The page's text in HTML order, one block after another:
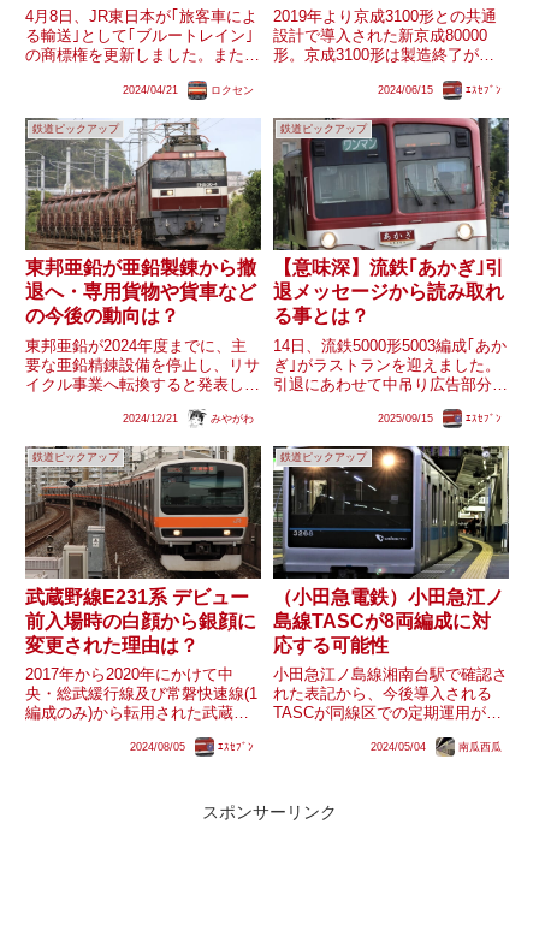
は？
4月8日、JR東日本が｢旅客車によ
る輸送｣として｢ブルートレイン｣
の商標権を更新しました。また、
車が所属した現在の尾久車両セン
れていたオハネフ25 14・スシ24
506、｢...
2024/04/21 ロクセン
は？
2019年より京成3100形との共通
設計で導入された新京成80000
形。京成3100形は製造終了が決
む見込みで、さらに新京成電鉄自
る予定となっています。置き換え
対象と見られる88...
2024/06/15 ｴｽｾﾌﾞﾝ
鉄道ピックアップ
東邦亜鉛が亜鉛製錬から撤
退へ・専用貨物や貨車など
の今後の動向は？
東邦亜鉛が2024年度までに、主
要な亜鉛精錬設備を停止し、リサ
イクル事業へ転換すると発表しま
車、通称「安中貨物」の荷主は東
海鉄道が第1種鉄道事業者として
運行していますが、令和3年度...
2024/12/21 みやがわ
鉄道ピックアップ
【意味深】流鉄｢あかぎ｣引
退メッセージから読み取れ
る事とは？
14日、流鉄5000形5003編成｢あか
ぎ｣がラストランを迎えました。
引退にあわせて中吊り広告部分に
されていましたが、その中のメッ
に流鉄から卒業します。｣という
文言が添えられていま...
2025/09/15 ｴｽｾﾌﾞﾝ
鉄道ピックアップ
武蔵野線E231系 デビュー
前入場時の白顔から銀顔に
変更された理由は？
2017年から2020年にかけて中
央・総武緩行線及び常磐快速線(1
編成のみ)から転用された武蔵野
たケヨMU2編成は改造中秋田総
2024/08/05 ｴｽｾﾌﾞﾝ
鉄道ピックアップ
（小田急電鉄）小田急江ノ
島線TASCが8両編成に対
応する可能性
小田急江ノ島線湘南台駅で確認さ
れた表記から、今後導入される
TASCが同線区での定期運用がな
あるようです。今までに小田急電
割り切って対応しない設計とした
2024/05/04 南瓜西瓜
スポンサーリンク